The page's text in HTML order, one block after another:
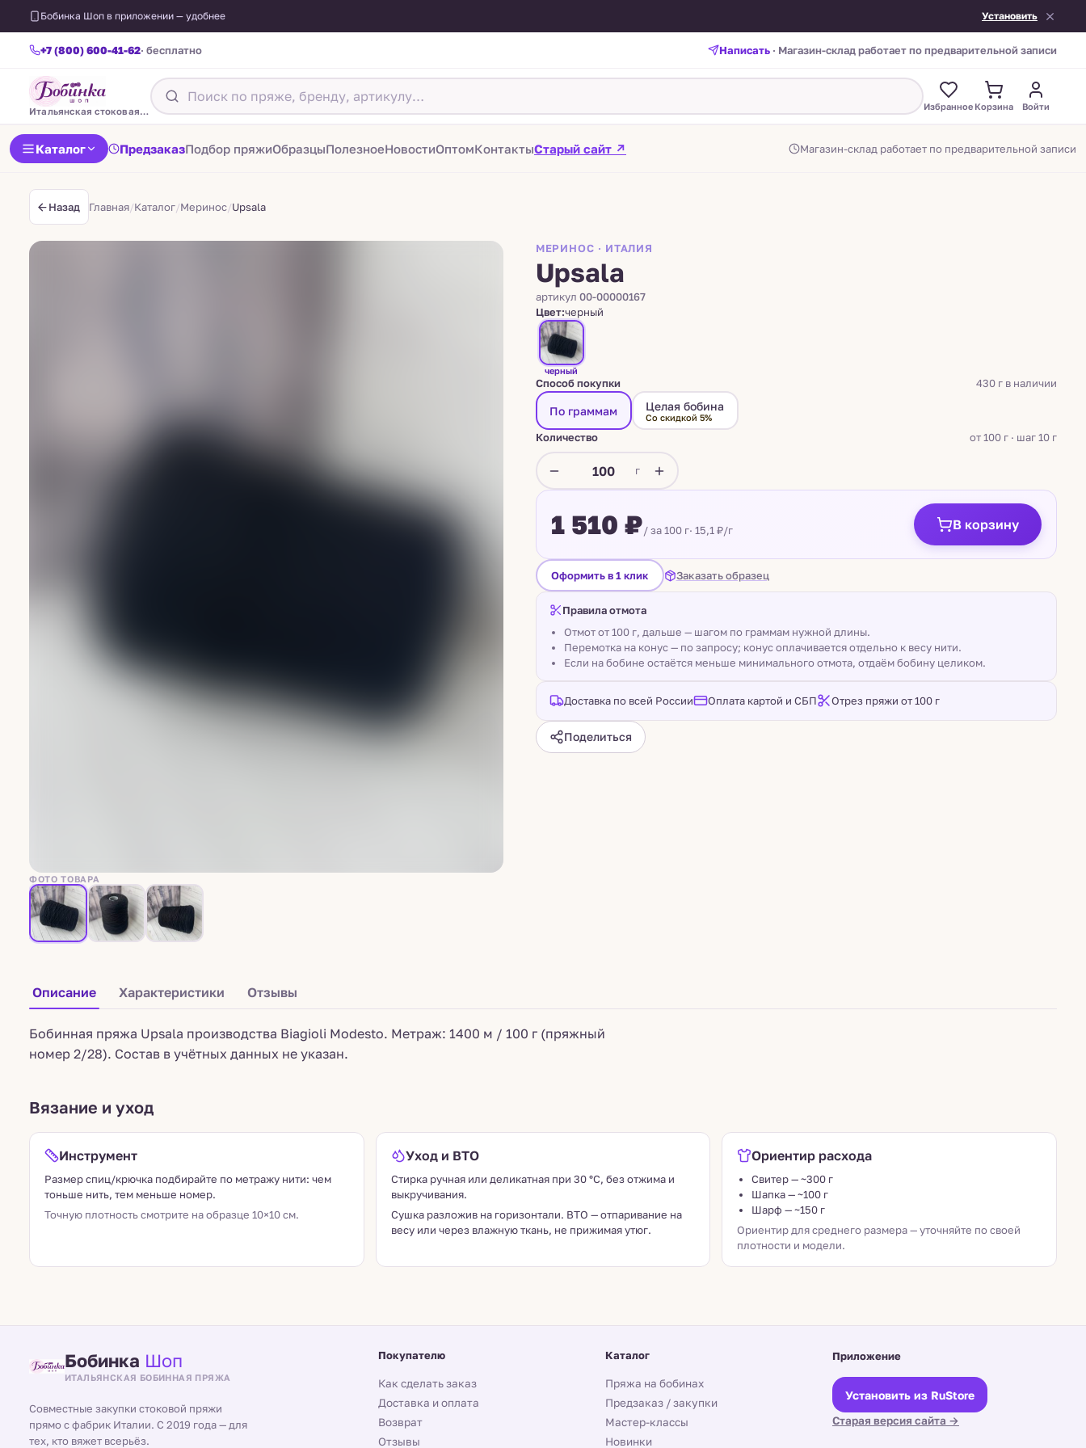
Бобинка Шоп в приложении — удобнее Установить
+7 (800) 600-41-62· бесплатно Написать · Магазин-склад работает по предварительной записи
Итальянская стоковая пряжа Избранное Корзина Войти
Каталог ПредзаказПодбор пряжиОбразцыПолезноеНовостиОптомКонтактыСтарый сайт ↗ Магазин-склад работает по предварительной записи
Назад Главная/Каталог/Меринос/Upsala
ФОТО ТОВАРА
МЕРИНОС · ИТАЛИЯ
Upsala
артикул 00-00000167
Цвет:черный
черный
Способ покупки 430 г в наличии
По граммам Целая бобина
Со скидкой 5%
Количество от 100 г · шаг 10 г
г
1 510 ₽/ за 100 г· 15,1 ₽/г В корзину
Оформить в 1 клик Заказать образец
Правила отмота
Отмот от 100 г, дальше — шагом по граммам нужной длины.
Перемотка на конус — по запросу; конус оплачивается отдельно к весу нити.
Если на бобине остаётся меньше минимального отмота, отдаём бобину целиком.
Доставка по всей России Оплата картой и СБП Отрез пряжи от 100 г
Поделиться
Описание Характеристики Отзывы
Бобинная пряжа Upsala производства Biagioli Modesto. Метраж: 1400 м / 100 г (пряжный
номер 2/28). Состав в учётных данных не указан.
Вязание и уход
Инструмент
Размер спиц/крючка подбирайте по метражу нити: чем
тоньше нить, тем меньше номер.
Точную плотность смотрите на образце 10×10 см.
Уход и ВТО
Стирка ручная или деликатная при 30 °C, без отжима и
выкручивания.
Сушка разложив на горизонтали. ВТО — отпаривание на
весу или через влажную ткань, не прижимая утюг.
Ориентир расхода
Свитер — ~300 г
Шапка — ~100 г
Шарф — ~150 г
Ориентир для среднего размера — уточняйте по своей
плотности и модели.
Бобинка Шоп
ИТАЛЬЯНСКАЯ БОБИННАЯ ПРЯЖА
Совместные закупки стоковой пряжи
прямо с фабрик Италии. С 2019 года — для
тех, кто вяжет всерьёз.
Покупателю
Как сделать заказ
Доставка и оплата
Возврат
Отзывы
Каталог
Пряжа на бобинах
Предзаказ / закупки
Мастер-классы
Новинки
Приложение
Установить из RuStore
Старая версия сайта →